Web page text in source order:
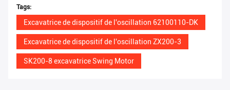
Tags:
Excavatrice de dispositif de l'oscillation 62100110-DK
Excavatrice de dispositif de l'oscillation ZX200-3
SK200-8 excavatrice Swing Motor